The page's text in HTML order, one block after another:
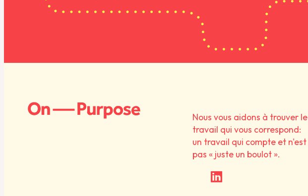
Nous vous aidons à trouver le
travail qui vous correspond:
un travail qui compte et n'est
pas « juste un boulot ».